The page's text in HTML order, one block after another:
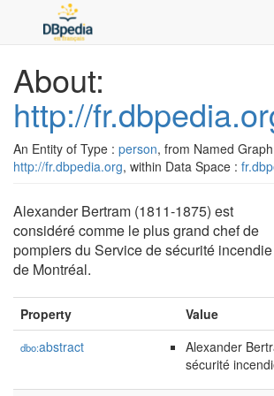
About:
http://
An Entity of Type : person, from Named
http://fr.dbpedia.org, within Data Space :
Alexander Bertram (1811-1875) est
considéré comme le plus grand chef de
pompiers du Service de sécurité incendie
de Montréal.
Property Value
dbo:abstract
Alexander
sécurité